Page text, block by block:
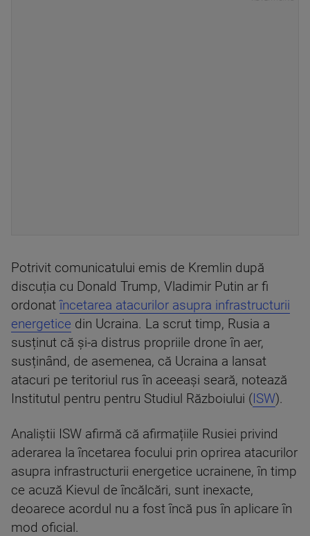
Potrivit comunicatului emis de Kremlin după
discuția cu Donald Trump, Vladimir Putin ar fi
ordonatîncetarea atacurilor asupra infrastructurii
energetice din Ucraina. La scrut timp, Rusia a
susținut că și-a distrus propriile drone în aer,
susținând, de asemenea, că Ucraina a lansat
atacuri pe teritoriul rus în aceeași seară, notează
Institutul pentru pentru Studiul Războiului ( ISW).
Analiștii ISW afirmă că afirmațiile Rusiei privind
aderarea la încetarea focului prin oprirea atacurilor
asupra infrastructurii energetice ucrainene, în timp
ce acuză Kievul de încălcări, sunt inexacte,
deoarece acordul nu a fost încă pus în aplicare în
mod oficial.